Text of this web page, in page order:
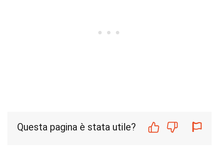
Questa pagina è stata utile?